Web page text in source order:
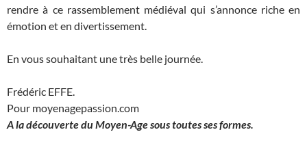
rendre à ce rassemblement médiéval qui s’annonce riche en
émotion et en divertissement.
En vous souhaitant une très belle journée.
Frédéric EFFE.
Pour moyenagepassion.com
A la découverte du Moyen-Age sous toutes ses formes.